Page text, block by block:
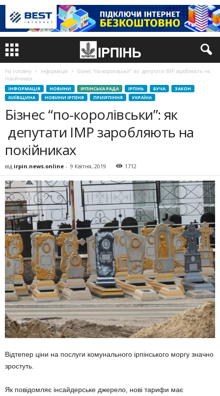
На головну Інформація
Бізнес “по-королівськи”: як депутати ІМР заробляють на
покійниках
ІНФОРМАЦІЯ НОВИНИ ІРПІНСЬКА РАДА ІРПІНЬ БУЧА
ЗАКОН
КИЇВЩИНА
НОВИНИ ІРПЕНЯ ПРИІРПІННЯ УКРАЇНА
Бізнес “по-королівськи”: як
депутати ІМР заробляють на
покійниках
від irpin.news.online - 9 Квітня, 2019 1712
Відтепер ціни на послуги комунального ірпінського моргу значно
зростуть.
Як повідомляє інсайдерське джерело, нові тарифи має